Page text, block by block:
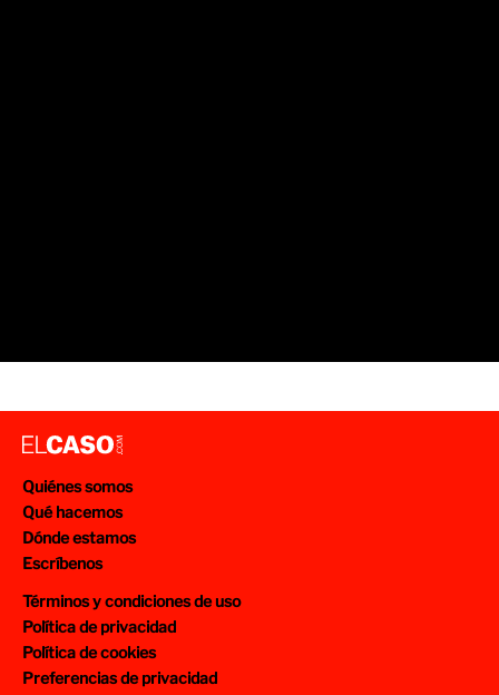
Quiénes somos
Qué hacemos
Dónde estamos
Escríbenos
Términos y condiciones de uso
Política de privacidad
Política de cookies
Preferencias de privacidad